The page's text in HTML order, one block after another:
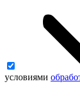
условиями